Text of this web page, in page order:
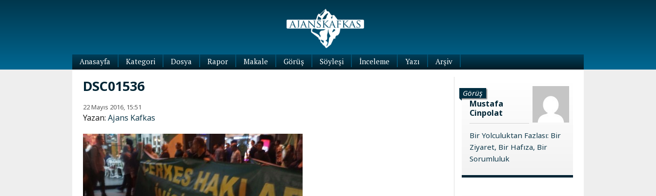
Anasayfa
Kategori
Dünya
Abhazya
Çeçenya
Dağıstan
Güney
Osetya
İnguşetya
Kafkas-
Azerbaycan
Ermenistan
Gürcistan
Dosya Rapor Makale Görüş Söyleşi İnceleme
Yazı
Arşiv
DSC01536
22 Mayıs 2016, 15:51
Yazan:Ajans Kafkas
Görüş
Mustafa
Cinpolat
Bir Yolculuktan Fazlası: Bir
Ziyaret, Bir Hafıza, Bir
Sorumluluk